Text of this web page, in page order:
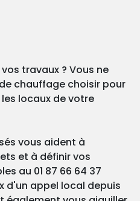
travaux ? Vous ne
chauffage choisir pour
locaux de votre
vous aident à
et à définir vos
au 01 87 66 64 37
d'un appel local depuis